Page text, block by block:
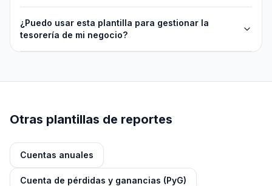
¿Puedo usar esta plantilla para gestionar la
tesorería de mi negocio?
Otras plantillas de reportes
Cuentas anuales
Cuenta de pérdidas y ganancias (PyG)